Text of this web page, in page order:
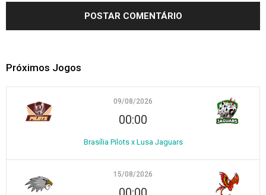
Próximos Jogos
09/08/2026
00:00
Brasília Pilots x Lusa Jaguars
15/08/2026